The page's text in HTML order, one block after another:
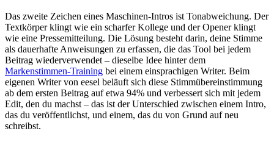
Das zweite Zeichen eines Maschinen-Intros ist Tonabweichung. Der
Textkörper klingt wie ein scharfer Kollege und der Opener klingt
wie eine Pressemitteilung. Die Lösung besteht darin, deine Stimme
als dauerhafte Anweisungen zu erfassen, die das Tool bei jedem
Beitrag wiederverwendet – dieselbe Idee hinter dem
Markenstimmen-Training bei einem einsprachigen Writer. Beim
eigenen Writer von eesel beläuft sich diese Stimmübereinstimmung
ab dem ersten Beitrag auf etwa 94% und verbessert sich mit jedem
Edit, den du machst – das ist der Unterschied zwischen einem Intro,
das du veröffentlichst, und einem, das du von Grund auf neu
schreibst.